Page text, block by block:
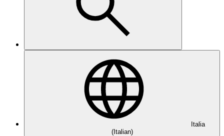
Italia
(Italian)